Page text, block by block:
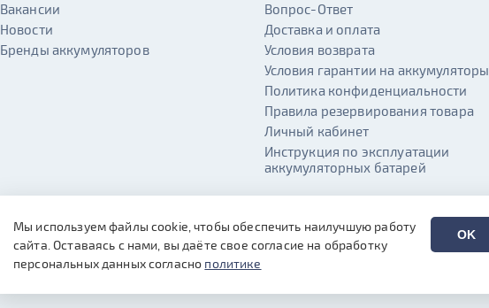
Вакансии
Новости
Бренды аккумуляторов
Вопрос-Ответ
Доставка и оплата
Условия возврата
Условия гарантии на аккумуляторы
Политика конфиденциальности
Правила резервирования товара
Личный кабинет
Инструкция по эксплуатации
аккумуляторных батарей
Мы используем файлы cookie, чтобы обеспечить наилучшую работу
сайта. Оставаясь с нами, вы даёте свое согласие на обработку
персональных данных согласно политике
OK